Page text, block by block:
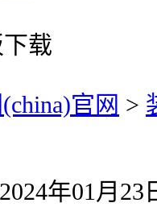
载
官网 >
年01月23